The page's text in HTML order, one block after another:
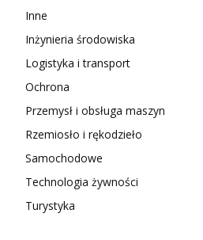
Inne
Inżynieria środowiska
Logistyka i transport
Ochrona
Przemysł i obsługa maszyn
Rzemiosło i rękodzieło
Samochodowe
Technologia żywności
Turystyka